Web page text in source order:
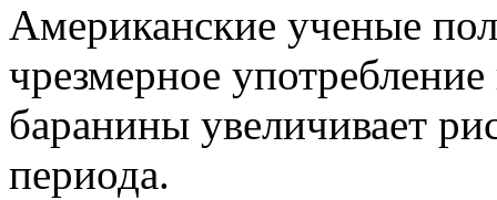
Американские ученые
чрезмерное
баранины увеличивает
периода.